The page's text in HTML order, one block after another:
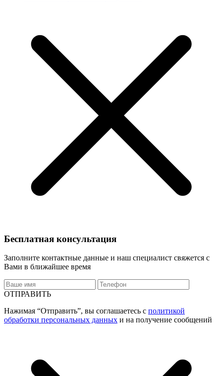
Бесплатная консультация
Заполните контактные данные и наш специалист свяжется с
Вами в ближайшее время
ОТПРАВИТЬ
Нажимая “Отправить”, вы соглашаетесь с политикой
обработки персональных данных и на получение сообщений